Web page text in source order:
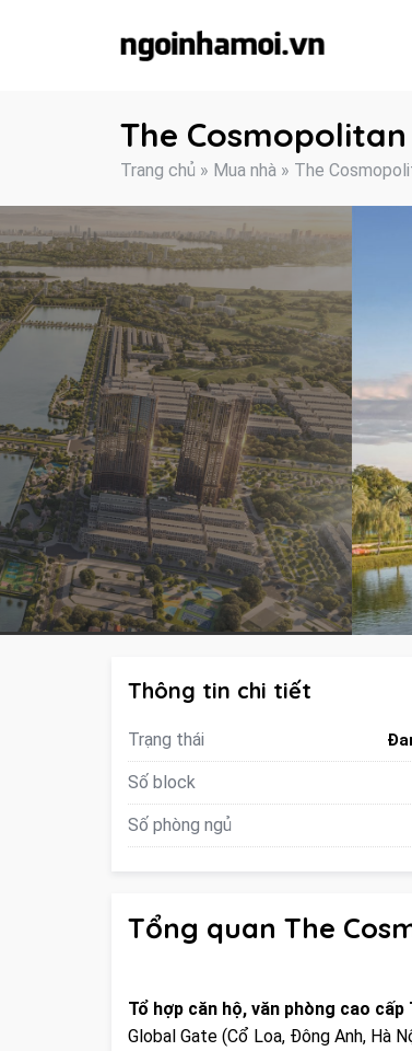
The Cosmopolitan
Trang chủ » Mua nhà » The
Thông tin chi tiết
Trạng thái
Số block
Số phòng ngủ
Tổng quan The
Tổ hợp căn hộ, văn phòng cao
Global Gate (Cổ Loa, Đông Anh, Hà